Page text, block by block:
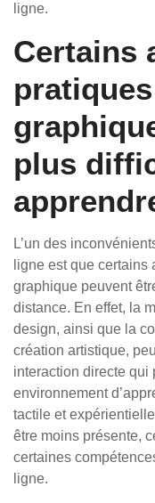
ligne.
Certains
plus
L’un des
ligne est que
graphique peuvent
distance. En effet, la
design, ainsi que la
création artistique,
interaction directe qui
environnement
tactile et
être moins présente,
certaines
ligne.